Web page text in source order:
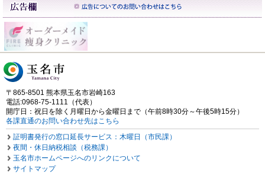
〒865-8501 熊本県玉名市岩崎163
電話:0968-75-1111（代表）
開庁日：祝日を除く月曜日から金曜日まで（午前8時30分～午後5時15分）
各課直通のお問い合わせ先はこちら
証明書発行の窓口延長サービス：木曜日（市民課）
夜間・休日納税相談（税務課）
玉名市ホームページへのリンクについて
サイトマップ